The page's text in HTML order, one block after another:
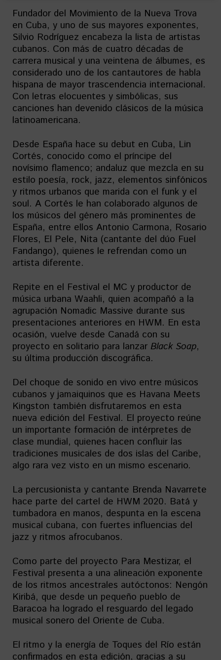
Fundador del Movimiento de la Nueva Trova
en Cuba, y uno de sus mayores exponentes,
Silvio Rodríguez encabeza la lista de artistas
cubanos. Con más de cuatro décadas de
carrera musical y una veintena de álbumes, es
considerado uno de los cantautores de habla
hispana de mayor trascendencia internacional.
Con letras elocuentes y simbólicas, sus
canciones han devenido clásicos de la música
latinoamericana.
Desde España hace su debut en Cuba, Lin
Cortés, conocido como el príncipe del
novísimo flamenco; andaluz que mezcla en su
estilo poesía, rock, jazz, elementos sinfónicos
y ritmos urbanos que marida con el funk y el
soul. A Cortés le han colaborado algunos de
los músicos del género más prominentes de
España, entre ellos Antonio Carmona, Rosario
Flores, El Pele, Nita (cantante del dúo Fuel
Fandango), quienes le refrendan como un
artista diferente.
Repite en el Festival el MC y productor de
música urbana Waahli, quien acompañó a la
agrupación Nomadic Massive durante sus
presentaciones anteriores en HWM. En esta
ocasión, vuelve desde Canadá con su
proyecto en solitario para lanzar Black Soap,
su última producción discográfica.
Del choque de sonido en vivo entre músicos
cubanos y jamaiquinos que es Havana Meets
Kingston también disfrutaremos en esta
nueva edición del Festival. El proyecto reúne
un importante formación de intérpretes de
clase mundial, quienes hacen confluir las
tradiciones musicales de dos islas del Caribe,
algo rara vez visto en un mismo escenario.
La percusionista y cantante Brenda Navarrete
hace parte del cartel de HWM 2020. Batá y
tumbadora en manos, despunta en la escena
musical cubana, con fuertes influencias del
jazz y ritmos afrocubanos.
Como parte del proyecto Para Mestizar, el
Festival presenta a una alineación exponente
de los ritmos ancestrales autóctonos: Nengón
Kiribá, que desde un pequeño pueblo de
Baracoa ha logrado el resguardo del legado
musical sonero del Oriente de Cuba.
El ritmo y la energía de Toques del Río están
confirmados en esta edición, gracias a su